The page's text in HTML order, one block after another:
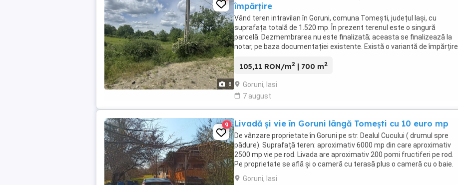
8
împărțire
Vând teren intravilan în Goruni, comuna Tomești, județul Iași, cu
suprafața totală de 1.520 mp. În prezent terenul este o singură
parcelă. Dezmembrarea nu este finalizată; aceasta se finalizează la
notar, pe baza documentației existente. Există o variantă de împărțire
105,11 RON/m2 | 700 m2
Goruni, Iasi
7 august
9 Livadă și vie în Goruni lângă Tomești cu 10 euro mp
De vânzare proprietate în Goruni pe str. Dealul Cucului ( drumul spre
pădure). Suprafață teren: aproximativ 6000 mp din care aproximativ
2500 mp vie pe rod. Livada are aproximativ 200 pomi fructiferi pe rod.
Pe proprietate se află și o cameră cu terasă plus o cameră cu o baie.
Vara se prepară apa caldă ...
Goruni, Iasi